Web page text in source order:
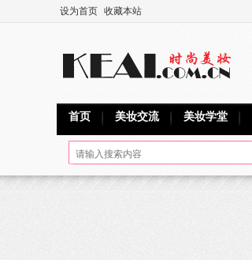
设为首页 收藏本站
首页 美妆交流 美妆学堂